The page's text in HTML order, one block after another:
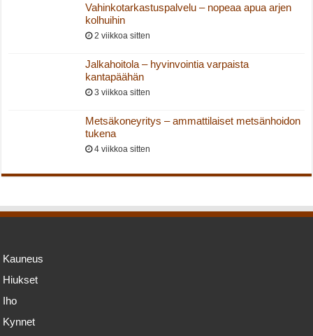
Vahinkotarkastuspalvelu – nopeaa apua arjen
kolhuihin
2 viikkoa sitten
Jalkahoitola – hyvinvointia varpaista
kantapäähän
3 viikkoa sitten
Metsäkoneyritys – ammattilaiset metsänhoidon
tukena
4 viikkoa sitten
Kauneus
Hiukset
Iho
Kynnet